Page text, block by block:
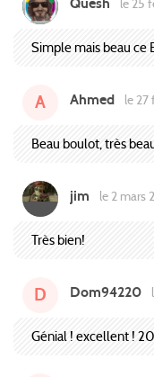
le 25
Simple mais beau ce
A Ahmed le
Beau boulot, très
jim le 2 mars
Très bien!
D Dom94220
Génial ! excellent !